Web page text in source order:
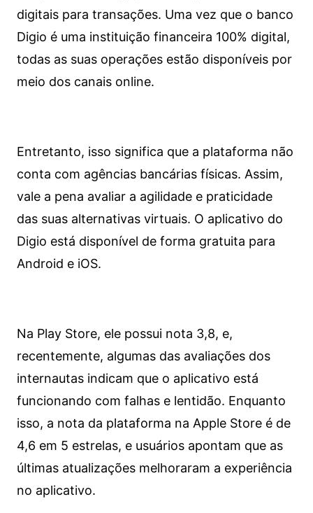
digitais para transações. Uma vez que o banco
Digio é uma instituição financeira 100% digital,
todas as suas operações estão disponíveis por
meio dos canais online.
Entretanto, isso significa que a plataforma não
conta com agências bancárias físicas. Assim,
vale a pena avaliar a agilidade e praticidade
das suas alternativas virtuais. O aplicativo do
Digio está disponível de forma gratuita para
Android e iOS.
Na Play Store, ele possui nota 3,8, e,
recentemente, algumas das avaliações dos
internautas indicam que o aplicativo está
funcionando com falhas e lentidão. Enquanto
isso, a nota da plataforma na Apple Store é de
4,6 em 5 estrelas, e usuários apontam que as
últimas atualizações melhoraram a experiência
no aplicativo.